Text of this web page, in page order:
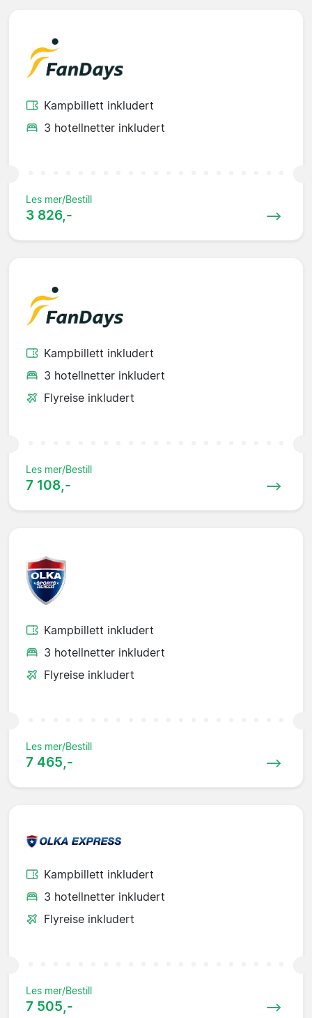
Kampbillett inkludert
3 hotellnetter inkludert
Les mer/Bestill
3 826,-
Kampbillett inkludert
3 hotellnetter inkludert
Flyreise inkludert
Les mer/Bestill
7 108,-
Kampbillett inkludert
3 hotellnetter inkludert
Flyreise inkludert
Les mer/Bestill
7 465,-
Kampbillett inkludert
3 hotellnetter inkludert
Flyreise inkludert
Les mer/Bestill
7 505,-